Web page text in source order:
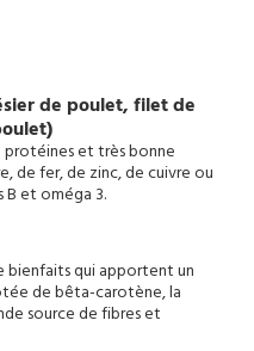
de poulet, filet de
et très bonne
de fer, de zinc, de cuivre ou
et oméga 3.
bienfaits qui apportent un
de bêta-carotène, la
source de fibres et